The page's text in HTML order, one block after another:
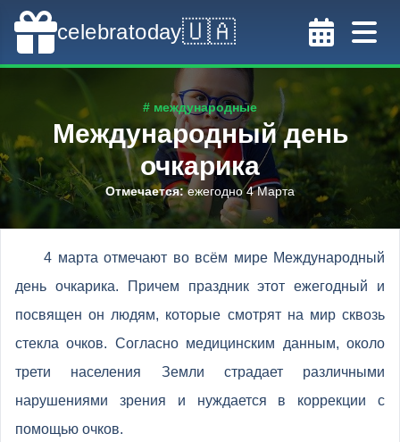
celebratoday🇺🇦
# международные
Международный день
очкарика
Отмечается:ежегодно 4 Марта
4 марта отмечают во всём мире Международный
день очкарика. Причем праздник этот ежегодный и
посвящен он людям, которые смотрят на мир сквозь
стекла очков. Согласно медицинским данным, около
трети населения Земли страдает различными
нарушениями зрения и нуждается в коррекции с
помощью очков.